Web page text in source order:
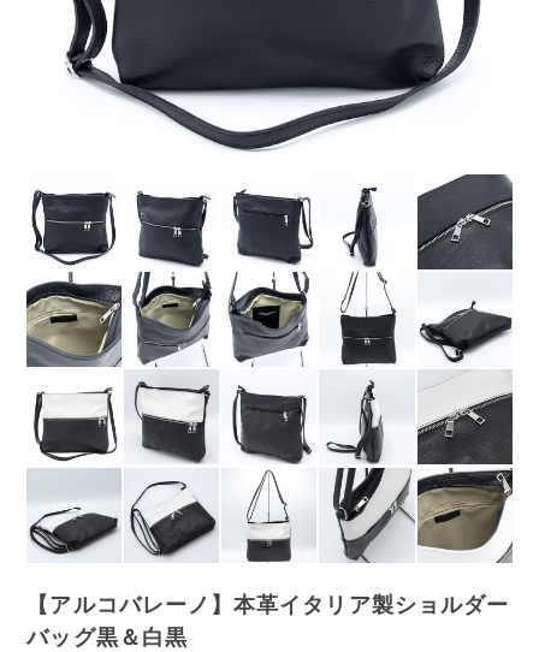
【アルコバレーノ】本革イタリア製ショルダー
バッグ黒＆白黒